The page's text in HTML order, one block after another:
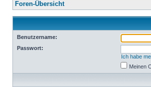
Foren-Übersicht
Benutzername:
Passwort:
Ich habe
Meinen